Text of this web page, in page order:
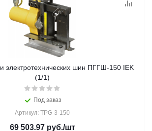
электротехнических шин ПГГШ-150 IEK
(1/1)
Под заказ
Артикул: TPG-3-150
69 503.97руб./шт